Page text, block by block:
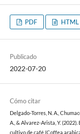
PDF HTML
Publicado
2022-07-20
Cómo citar
Delgado-Torres, N. A.,
A., & Alvarez-Arista, Y.
cultivo de café (Coffea